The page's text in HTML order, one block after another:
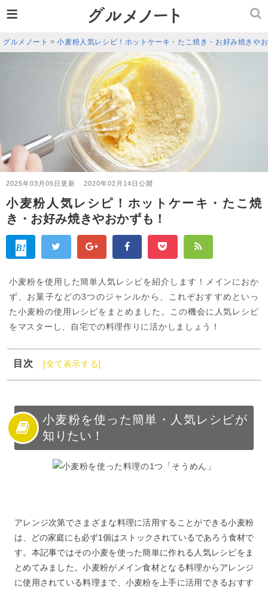
グルメノート >小麦粉人気レシピ！ホットケーキ・たこ焼き・お好み焼きや
2025年03月05日更新 2020年02月14日公開
小麦粉人気レシピ！ホットケーキ・たこ焼
き・お好み焼きやおかずも！
小麦粉を使用した簡単人気レシピを紹介します！メインにおか
ず、お菓子などの3つのジャンルから、これぞおすすめといっ
た小麦粉の使用レシピをまとめました。この機会に人気レシピ
をマスターし、自宅での料理作りに活かしましょう！
目次
[全て表示する]
1
小麦粉を使った簡単・人気レシピが知りたい！
3
小麦粉の簡単・人気レシピ【おかず編】
4
小麦粉の簡単・人気レシピ【お菓子・おやつ編】
5
小麦粉を使って色々なレシピを試してみよう！
小麦粉を使った簡単・人気レシピが
知りたい！
アレンジ次第でさまざまな料理に活用することができる小麦粉
は、どの家庭にも必ず1個はストックされているであろう食材で
す。本記事ではその小麦を使った簡単に作れる人気レシピをま
とめてみました。小麦粉がメイン食材となる料理からアレンジ
に使用されている料理まで、小麦粉を上手に活用できるおすす
≡